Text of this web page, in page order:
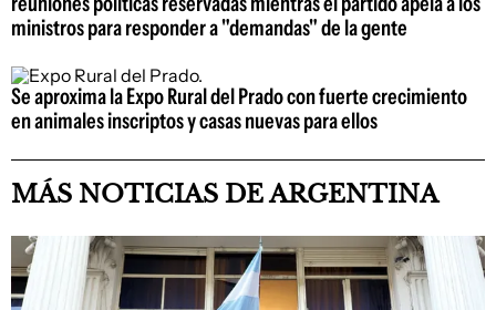
ministros para responder a "demandas" de la gente
Se aproxima la Expo Rural del Prado con fuerte crecimiento
en animales inscriptos y casas nuevas para ellos
MÁS NOTICIAS DE ARGENTINA